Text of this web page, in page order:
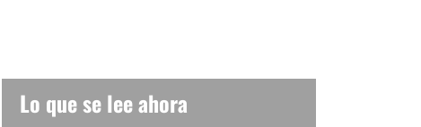
Lo que se lee ahora